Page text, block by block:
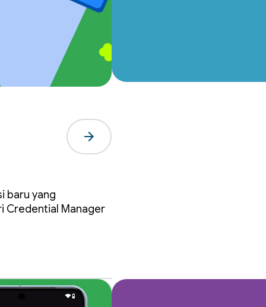
arrow_forward
baru yang
Credential Manager